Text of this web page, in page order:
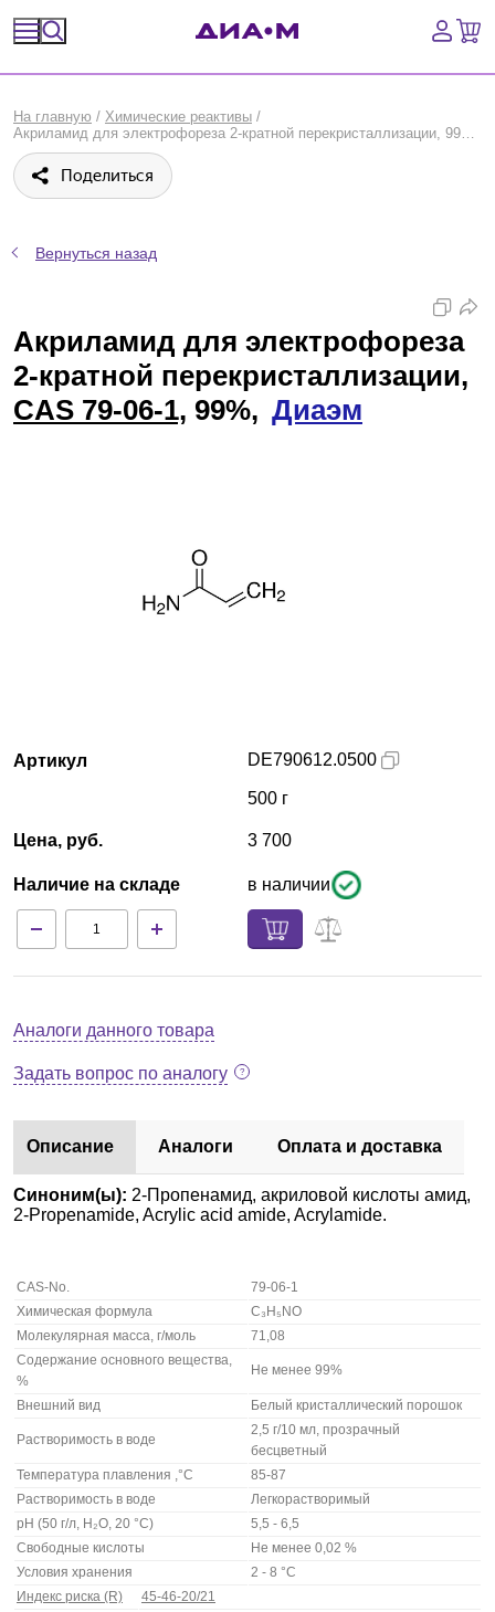
Оборудование, приборы
Расходные материалы, пластик, стекло
Химические реактивы, препараты, наборы
Библиотека
Войти
Доставка и оплата
На главную / Химические реактивы /
Акриламид для электрофореза 2-кратной перекристаллизации, 99%, Диаэм
Поделиться
Вернуться назад
Акриламид для электрофореза
2-кратной перекристаллизации,
CAS 79-06-1, 99%, Диаэм
Артикул
Цена, руб.
Наличие на складе
DE790612.0500
500 г
3 700
в наличии
Аналоги данного товара
Задать вопрос по аналогу
Описание Аналоги Оплата и доставка
Синоним(ы): 2-Пропенамид, акриловой кислоты амид,
2-Propenamide, Acrylic acid amide, Acrylamide.
CAS-No.
79-06-1
Химическая формула
C₃H₅NO
Молекулярная масса, г/моль
71,08
Содержание основного вещества,
%
Не менее 99%
Внешний вид Белый кристаллический порошок
Растворимость в воде
2,5 г/10 мл, прозрачный
бесцветный
Температура плавления ,°С
85-87
Растворимость в воде
Легкорастворимый
pH (50 г/л, H₂O, 20 °C)
5,5 - 6,5
Свободные кислоты
Не менее 0,02 %
Условия хранения
2 - 8 °C
Индекс риска (R)
45-46-20/21